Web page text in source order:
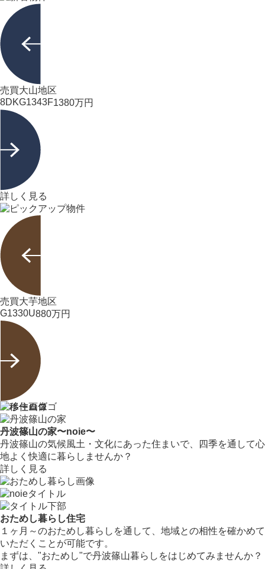
売買大山地区
8DKG1343F1380万円
詳しく見る
売買大芋地区
G1330U880万円
丹波篠山の家〜noie〜
丹波篠山の気候風土・文化にあった住まいで、四季を通して心
地よく快適に暮らしませんか？
詳しく見る
おためし暮らし住宅
１ヶ月～のおためし暮らしを通して、地域との相性を確かめて
いただくことが可能です。
まずは、"おためし"で丹波篠山暮らしをはじめてみませんか？